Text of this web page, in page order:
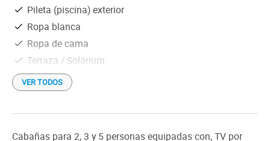
Pileta (piscina) exterior
Ropa blanca
Ropa de cama
Terraza / Solárium
VER TODOS
Cabañas para 2, 3 y 5 personas equipadas con, TV por